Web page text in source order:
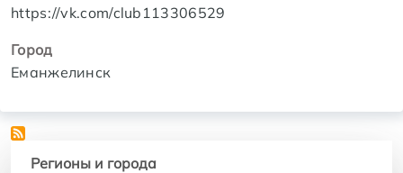
https://vk.com/club113306529
Город
Еманжелинск
Регионы и города